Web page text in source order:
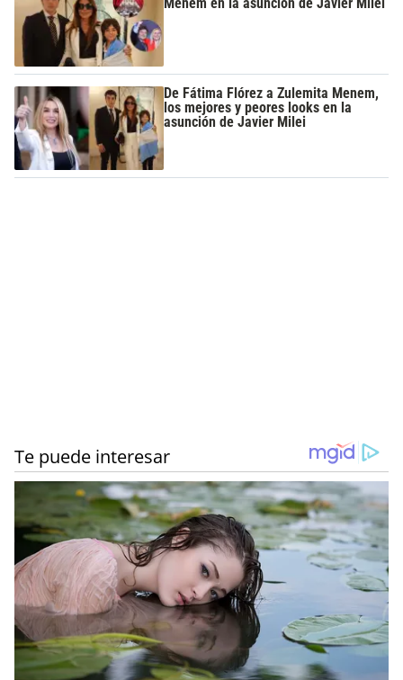
Menem en la asunción de Javier Milei
De Fátima Flórez a Zulemita Menem,
los mejores y peores looks en la
asunción de Javier Milei